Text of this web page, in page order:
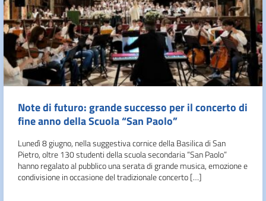
Note di futuro: grande successo per il concerto di
fine anno della Scuola “San Paolo”
Lunedì 8 giugno, nella suggestiva cornice della Basilica di San
Pietro, oltre 130 studenti della scuola secondaria “San Paolo”
hanno regalato al pubblico una serata di grande musica, emozione e
condivisione in occasione del tradizionale concerto […]